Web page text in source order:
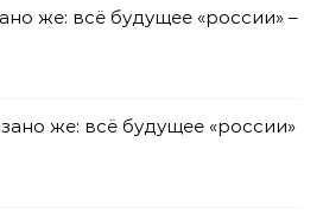
же: всё будущее «россии» –
же: всё будущее «россии»